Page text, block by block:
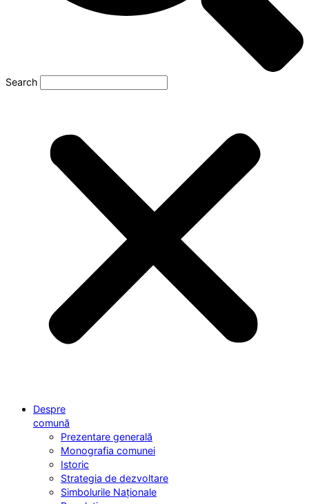
Search
Despre
comună
Prezentare generală
Monografia comunei
Istoric
Strategia de dezvoltare
Simbolurile Naționale